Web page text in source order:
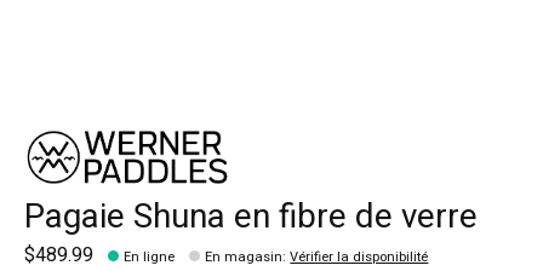
Pagaie Shuna en fibre de verre
$489.99 En ligne En magasin:Vérifier la disponibilité